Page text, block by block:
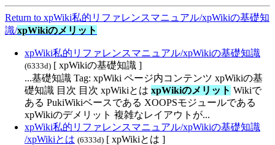
Return to xpWiki私的リファレンスマニュアル​/xpWikiの基礎知
識​/xpWikiのメリット
xpWiki私的リファレンスマニュアル​/xpWikiの基礎知識
(6333d) [ xpWikiの基礎知識 ]
...基礎知識 Tag: xpWiki ページ内コンテンツ xpWikiの基
礎知識 目次 目次 xpWikiとは xpWikiのメリット Wikiで
ある PukiWikiベースである XOOPSモジュールである
xpWikiのデメリット 複雑なレイアウトが...
xpWiki私的リファレンスマニュアル​/xpWikiの基礎知識​
/xpWikiとは (6333d) [ xpWikiとは ]